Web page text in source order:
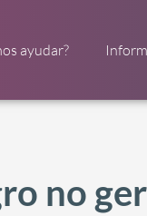
ayudar?
no